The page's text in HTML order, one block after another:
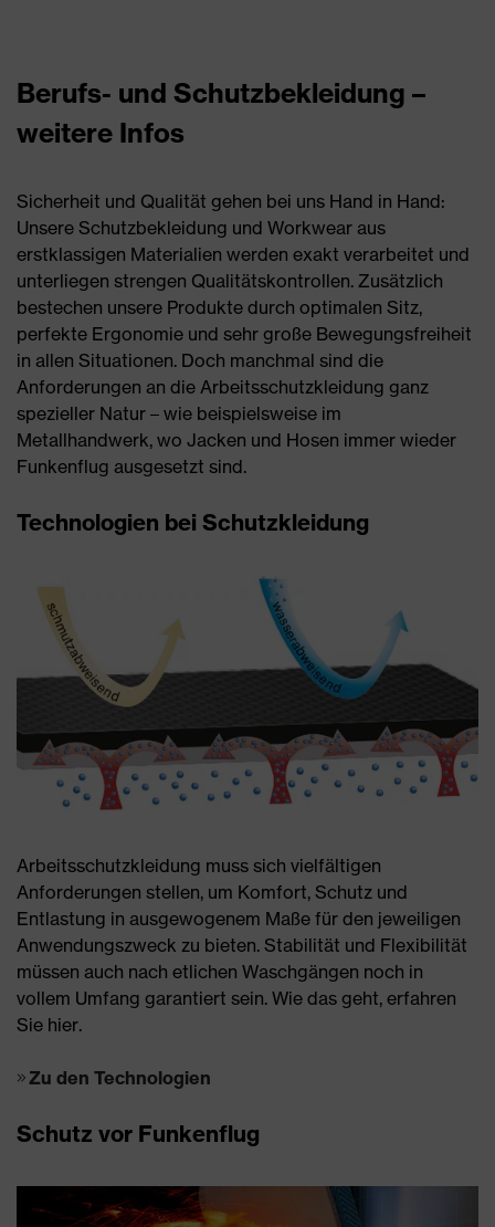
Berufs- und Schutzbekleidung –
weitere Infos
Sicherheit und Qualität gehen bei uns Hand in Hand:
Unsere Schutzbekleidung und Workwear aus
erstklassigen Materialien werden exakt verarbeitet und
unterliegen strengen Qualitätskontrollen. Zusätzlich
bestechen unsere Produkte durch optimalen Sitz,
perfekte Ergonomie und sehr große Bewegungsfreiheit
in allen Situationen. Doch manchmal sind die
Anforderungen an die Arbeitsschutzkleidung ganz
spezieller Natur – wie beispielsweise im
Metallhandwerk, wo Jacken und Hosen immer wieder
Funkenflug ausgesetzt sind.
Technologien bei Schutzkleidung
Arbeitsschutzkleidung muss sich vielfältigen
Anforderungen stellen, um Komfort, Schutz und
Entlastung in ausgewogenem Maße für den jeweiligen
Anwendungszweck zu bieten. Stabilität und Flexibilität
müssen auch nach etlichen Waschgängen noch in
vollem Umfang garantiert sein. Wie das geht, erfahren
Sie hier.
Zu den Technologien
Schutz vor Funkenflug